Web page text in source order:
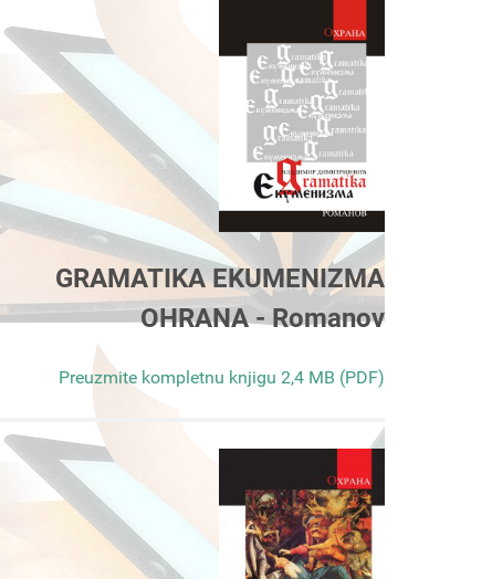
GRAMATIKA EKUMENIZMA
OHRANA - Romanov
Preuzmite kompletnu knjigu 2,4 MB (PDF)